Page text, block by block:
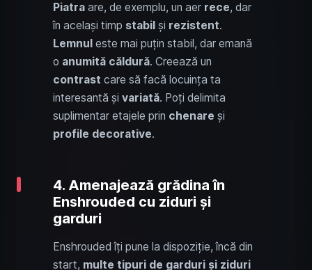
Piatra are, de exemplu, un aer rece, dar
în același timp stabil și rezistent.
Lemnul este mai puțin stabil, dar emană
o anumită căldură. Creează un
contrast care să facă locuința ta
interesantă și variată. Poți delimita
suplimentar etajele prin chenare și
profile decorative.
4. Amenajează grădina în
Enshrouded cu ziduri și
garduri
Enshrouded îți pune la dispoziție, încă din
start, multe tipuri de garduri și ziduri